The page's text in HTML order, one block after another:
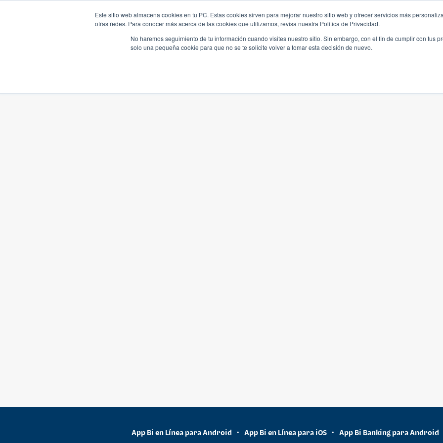
Este sitio web almacena cookies en tu PC. Estas cookies sirven para mejorar nuestro sitio web y ofrecer servicios más
otras redes. Para conocer más acerca de las cookies que utilizamos, revisa nuestra Política de Privacidad.
No haremos seguimiento de tu información cuando visites nuestro sitio. Sin embargo, con el fin de cumplir con tus
solo una pequeña cookie para que no se te solicite volver a tomar esta decisión de nuevo.
App Bi en Línea para Android • App Bi en Línea para iOS • App Bi Banking para Android